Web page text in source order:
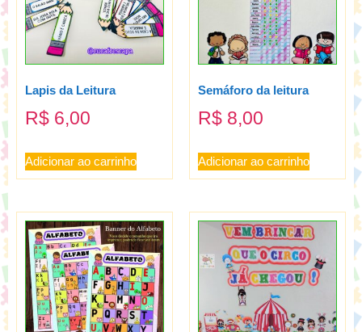
Lapis da Leitura
R$ 6,00
Adicionar ao carrinho
Semáforo da leitura
R$ 8,00
Adicionar ao carrinho